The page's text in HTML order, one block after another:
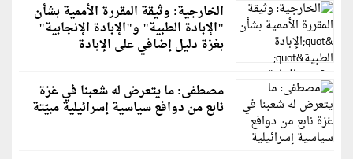
الخارجية: وثيقة المقررة الأممية بشأن
"الإبادة الطبية" و"الإبادة الإنجابية"
بغزة دليل إضافي على الإبادة
مصطفى: ما يتعرض له شعبنا في غزة
نابع من دوافع سياسية إسرائيلية مبيّتة